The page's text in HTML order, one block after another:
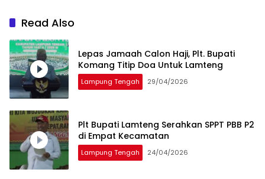
Read Also
Lepas Jamaah Calon Haji, Plt. Bupati
Komang Titip Doa Untuk Lamteng
Lampung Tengah 29/04/2026
Plt Bupati Lamteng Serahkan SPPT PBB P2
di Empat Kecamatan
Lampung Tengah 24/04/2026